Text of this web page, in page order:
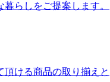
暮らしをご提案します。
頂ける商品の取り揃えと